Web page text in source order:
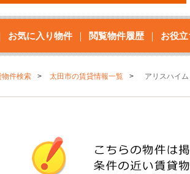
お気に入り物件 閲覧物件履歴 お役
物件検索 太田市の賃貸情報一覧 アリスハイ